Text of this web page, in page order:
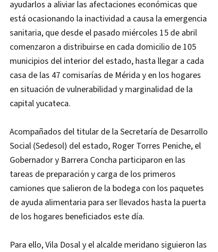
ayudarlos a aliviar las afectaciones económicas que
está ocasionando la inactividad a causa la emergencia
sanitaria, que desde el pasado miércoles 15 de abril
comenzaron a distribuirse en cada domicilio de 105
municipios del interior del estado, hasta llegar a cada
casa de las 47 comisarías de Mérida y en los hogares
en situación de vulnerabilidad y marginalidad de la
capital yucateca.
Acompañados del titular de la Secretaría de Desarrollo
Social (Sedesol) del estado, Roger Torres Peniche, el
Gobernador y Barrera Concha participaron en las
tareas de preparación y carga de los primeros
camiones que salieron de la bodega con los paquetes
de ayuda alimentaria para ser llevados hasta la puerta
de los hogares beneficiados este día.
Para ello, Vila Dosal y el alcalde meridano siguieron las